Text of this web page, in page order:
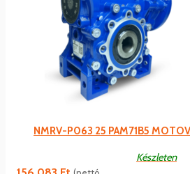
NMRV-P063 25 PAM71B5
Készleten